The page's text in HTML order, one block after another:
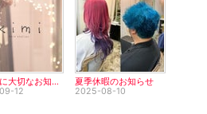
お客様に大切なお知らせ
12
夏季休暇のお知らせ
2025-08-10